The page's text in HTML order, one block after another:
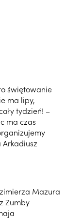
świętowanie
ma lipy,
tydzień! –
ma czas
Mazura
Zumby